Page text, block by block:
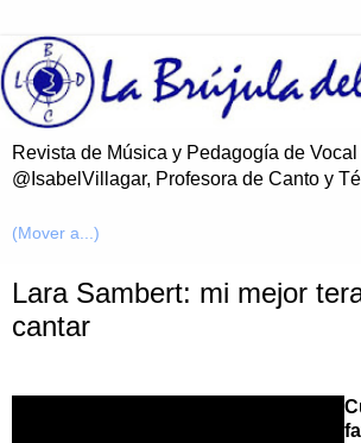
Revista de Música y Pedagogía de Vocal
@IsabelVillagar, Profesora de Canto y
Lara Sambert: mi mejor
cantar